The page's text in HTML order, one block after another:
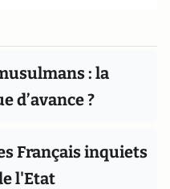
: la
d’avance ?
Français inquiets
l'Etat